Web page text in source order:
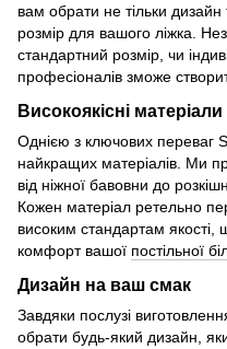
вам обрати не тільки
розмір для вашого ліжка.
стандартний розмір, чи
професіоналів зможе
Високоякісні матеріали
Однією з ключових переваг
найкращих матеріалів. Ми
від ніжної бавовни до
Кожен матеріал ретельно
високим стандартам якості,
комфорт вашої постільної
Дизайн на ваш смак
Завдяки послузі
обрати будь-який дизайн,